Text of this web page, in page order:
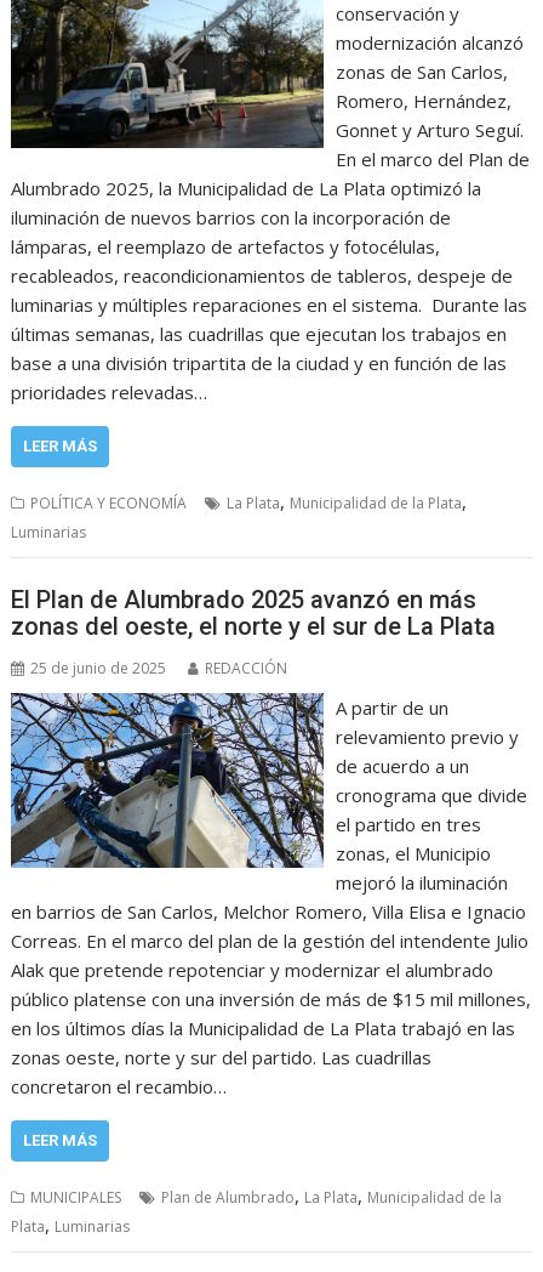
conservación y
modernización alcanzó
zonas de San Carlos,
Romero, Hernández,
Gonnet y Arturo Seguí.
En el marco del Plan de
Alumbrado 2025, la Municipalidad de La Plata optimizó la
iluminación de nuevos barrios con la incorporación de
lámparas, el reemplazo de artefactos y fotocélulas,
recableados, reacondicionamientos de tableros, despeje de
luminarias y múltiples reparaciones en el sistema. Durante las
últimas semanas, las cuadrillas que ejecutan los trabajos en
base a una división tripartita de la ciudad y en función de las
prioridades relevadas…
LEER MÁS
POLÍTICA Y ECONOMÍA La Plata, Municipalidad de la Plata,
Luminarias
El Plan de Alumbrado 2025 avanzó en más
zonas del oeste, el norte y el sur de La Plata
25 de junio de 2025 REDACCIÓN
A partir de un
relevamiento previo y
de acuerdo a un
cronograma que divide
el partido en tres
zonas, el Municipio
mejoró la iluminación
en barrios de San Carlos, Melchor Romero, Villa Elisa e Ignacio
Correas. En el marco del plan de la gestión del intendente Julio
Alak que pretende repotenciar y modernizar el alumbrado
público platense con una inversión de más de $15 mil millones,
en los últimos días la Municipalidad de La Plata trabajó en las
zonas oeste, norte y sur del partido. Las cuadrillas
concretaron el recambio…
LEER MÁS
MUNICIPALES Plan de Alumbrado, La Plata, Municipalidad de la
Plata, Luminarias